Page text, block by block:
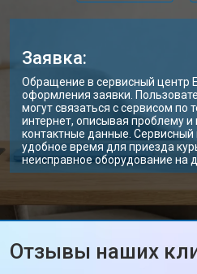
Заявка:
Обращение в сервисный центр
оформления заявки.
могут связаться с сервисом по
интернет, описывая проблему и
контактные данные. Сервисный
удобное время для приезда
неисправное оборудование на
Отзывы наших